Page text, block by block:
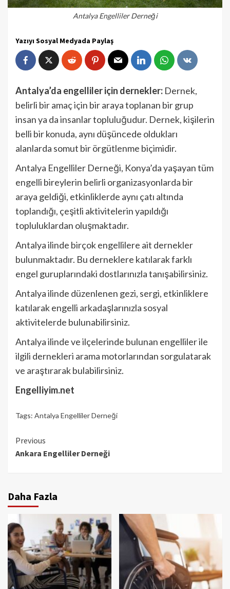
Antalya Engelliler Derneği
Yazıyı Sosyal Medyada Paylaş
Antalya’da engelliler için dernekler: Dernek,
belirli bir amaç için bir araya toplanan bir grup
insan ya da insanlar topluluğudur. Dernek, kişilerin
belli bir konuda, aynı düşüncede oldukları
alanlarda somut bir örgütlenme biçimidir.
Antalya Engelliler Derneği, Konya’da yaşayan tüm
engelli bireylerin belirli organizasyonlarda bir
araya geldiği, etkinliklerde aynı çatı altında
toplandığı, çeşitli aktivitelerin yapıldığı
topluluklardan oluşmaktadır.
Antalya ilinde birçok engellilere ait dernekler
bulunmaktadır. Bu derneklere katılarak farklı
engel guruplarındaki dostlarınızla tanışabilirsiniz.
Antalya ilinde düzenlenen gezi, sergi, etkinliklere
katılarak engelli arkadaşlarınızla sosyal
aktivitelerde bulunabilirsiniz.
Antalya ilinde ve ilçelerinde bulunan engelliler ile
ilgili dernekleri arama motorlarından sorgulatarak
ve araştırarak bulabilirsiniz.
Engelliyim.net
Tags: Antalya Engelliler Derneği
Continue
Reading
Previous
Ankara Engelliler Derneği
Daha Fazla